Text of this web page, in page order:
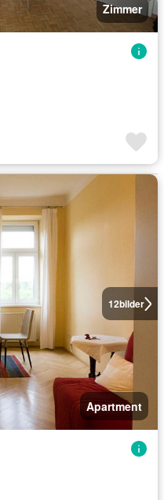
Zimmer
12bilder
Apartment